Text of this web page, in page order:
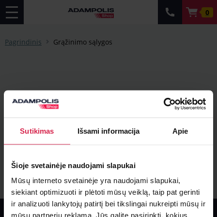
Sutikimas Išsami informacija Apie
Šioje svetainėje naudojami slapukai
Mūsų interneto svetainėje yra naudojami slapukai,
siekiant optimizuoti ir plėtoti mūsų veiklą, taip pat gerinti
ir analizuoti lankytojų patirtį bei tikslingai nukreipti mūsų ir
mūsų partnerių reklamą. Jūs galite pasirinkti, kokius
0
Pagrindinis Grąžinimo sąlygos